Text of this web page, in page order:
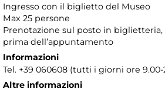
Ingresso con il biglietto del Museo
Max 25 persone
Prenotazione sul posto in biglietteria,
prima dell’appuntamento
Informazioni
Tel. +39 060608 (tutti i giorni ore 9.00-
Altre informazioni